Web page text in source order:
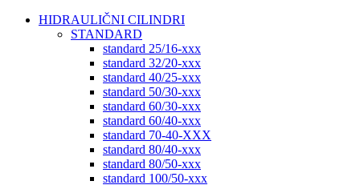
HIDRAULIČNI CILINDRI
STANDARD
standard 25/16-xxx
standard 32/20-xxx
standard 40/25-xxx
standard 50/30-xxx
standard 60/30-xxx
standard 60/40-xxx
standard 70-40-XXX
standard 80/40-xxx
standard 80/50-xxx
standard 100/50-xxx